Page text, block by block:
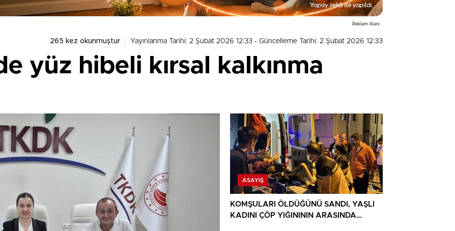
Reklam Alanı
265 kez okunmuştur Yayınlanma Tarihi: 2 Şubat 2026 12:33 - Güncelleme Tarihi: 2 Şubat 2026 12:33
yüz hibeli kırsal kalkınma
ASAYIŞ
KOMŞULARI ÖLDÜĞÜNÜ SANDI, YAŞLI
KADINI ÇÖP YIĞINININ ARASINDA